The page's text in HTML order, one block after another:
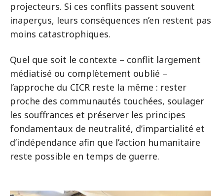
projecteurs. Si ces conflits passent souvent
inaperçus, leurs conséquences n’en restent pas
moins catastrophiques.
Quel que soit le contexte – conflit largement
médiatisé ou complètement oublié –
l’approche du CICR reste la même : rester
proche des communautés touchées, soulager
les souffrances et préserver les principes
fondamentaux de neutralité, d’impartialité et
d’indépendance afin que l’action humanitaire
reste possible en temps de guerre.